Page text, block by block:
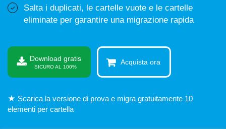
Salta i duplicati, le cartelle vuote e le cartelle
eliminate per garantire una migrazione rapida
Download gratis
SICURO AL 100%
Acquista ora
★ Scarica la versione di prova e migra gratuitamente 10
elementi per cartella